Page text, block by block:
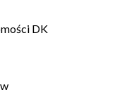
DK